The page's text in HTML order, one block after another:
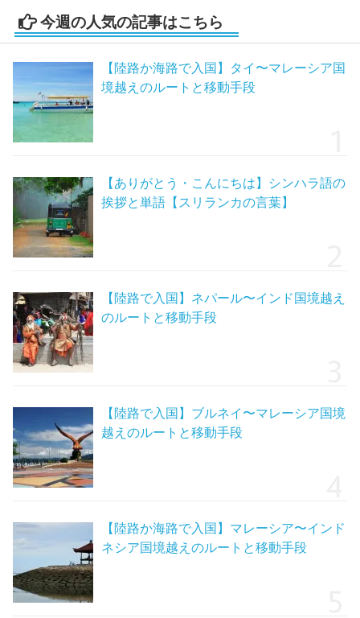
今週の人気の記事はこちら
【陸路か海路で入国】タイ〜マレーシア国
境越えのルートと移動手段
【ありがとう・こんにちは】シンハラ語の
挨拶と単語【スリランカの言葉】
【陸路で入国】ネパール〜インド国境越え
のルートと移動手段
【陸路で入国】ブルネイ〜マレーシア国境
越えのルートと移動手段
【陸路か海路で入国】マレーシア〜インド
ネシア国境越えのルートと移動手段